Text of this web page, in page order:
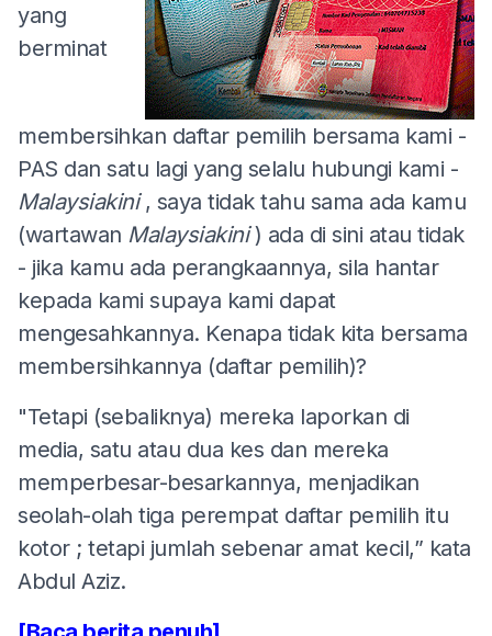
yang
berminat
membersihkan daftar pemilih bersama kami -
PAS dan satu lagi yang selalu hubungi kami -
Malaysiakini , saya tidak tahu sama ada kamu
(wartawan Malaysiakini) ada di sini atau tidak
- jika kamu ada perangkaannya, sila hantar
kepada kami supaya kami dapat
mengesahkannya. Kenapa tidak kita bersama
membersihkannya (daftar pemilih)?
"Tetapi (sebaliknya) mereka laporkan di
media, satu atau dua kes dan mereka
memperbesar-besarkannya, menjadikan
seolah-olah tiga perempat daftar pemilih itu
kotor ; tetapi jumlah sebenar amat kecil,” kata
Abdul Aziz.